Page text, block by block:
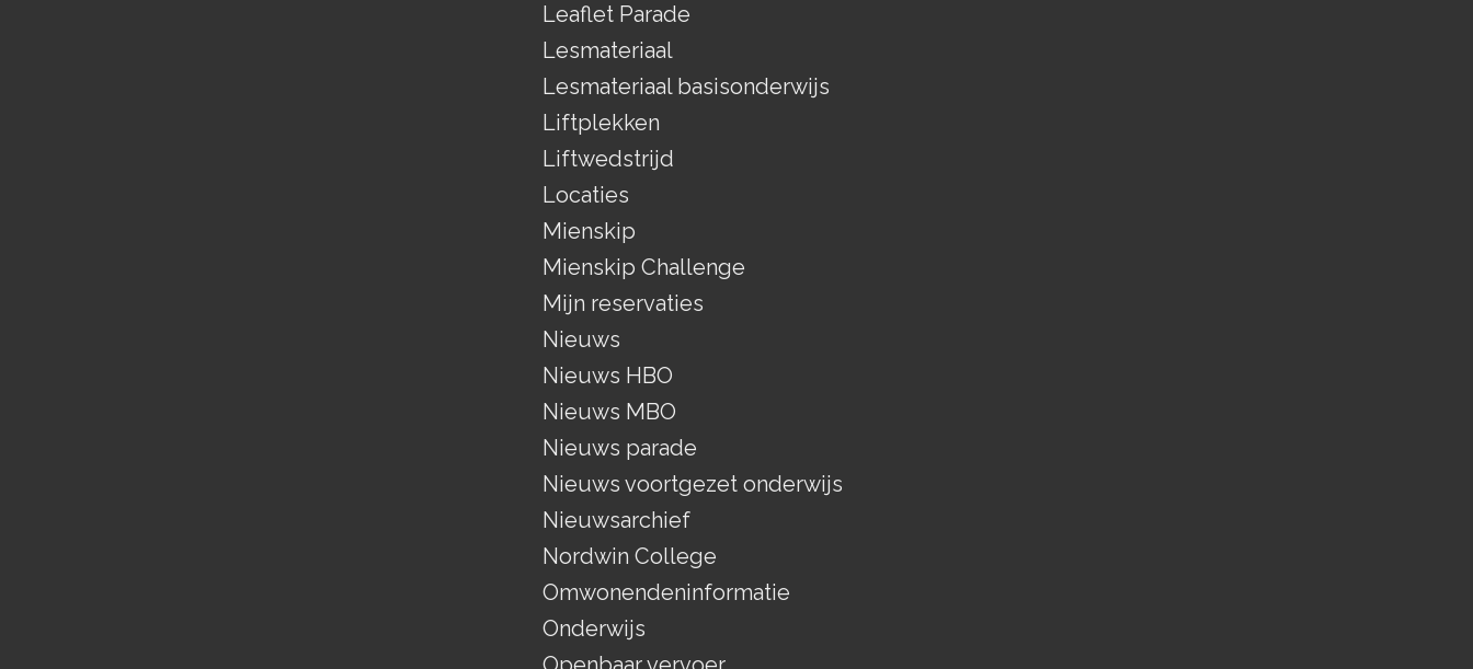
Leaflet Parade
Lesmateriaal
Lesmateriaal basisonderwijs
Liftplekken
Liftwedstrijd
Locaties
Mienskip
Mienskip Challenge
Mijn reservaties
Nieuws
Nieuws HBO
Nieuws MBO
Nieuws parade
Nieuws voortgezet onderwijs
Nieuwsarchief
Nordwin College
Omwonendeninformatie
Onderwijs